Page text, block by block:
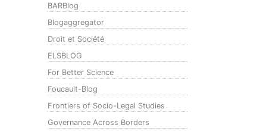
BARBlog
Blogaggregator
Droit et Société
ELSBLOG
For Better Science
Foucault-Blog
Frontiers of Socio-Legal Studies
Governance Across Borders